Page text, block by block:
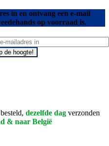
in en ontvang een e-mail
op voorraad is.
de hoogte!
dezelfde dag verzonden
& naar België